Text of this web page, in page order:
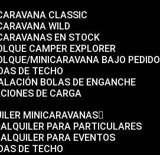
CLASSIC
WILD
EN STOCK
CAMPER EXPLORER
MINICARAVANA BAJO PEDIDO
DE TECHO
BOLAS DE ENGANCHE
DE CARGA
MINICARAVANAS
ALQUILER PARA PARTICULARES
ALQUILER PARA EVENTOS
DE TECHO